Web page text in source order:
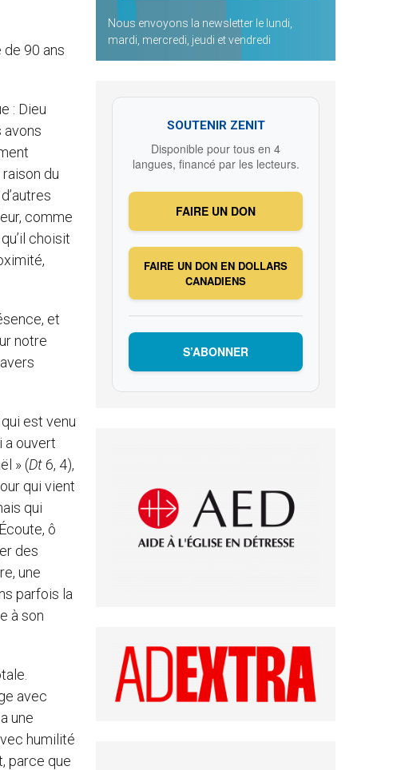
de 90 ans
: Dieu
avons
du
comme
choisit
et
notre
est venu
a ouvert
» (Dt6, 4),
qui vient
qui
ô
des
une
parfois la
à son
avec
une
humilité
parce que
Nous envoyons la newsletter le lundi,
mardi, mercredi, jeudi et vendredi
SOUTENIR ZENIT
Disponible pour tous en 4
langues, financé par les lecteurs.
FAIRE UN DON
FAIRE UN DON EN DOLLARS
CANADIENS
S’ABONNER